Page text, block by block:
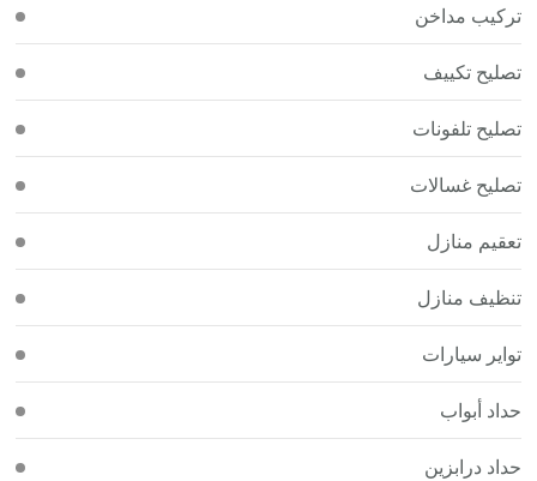
تركيب مداخن
تصليح تكييف
تصليح تلفونات
تصليح غسالات
تعقيم منازل
تنظيف منازل
تواير سيارات
حداد أبواب
حداد درابزين